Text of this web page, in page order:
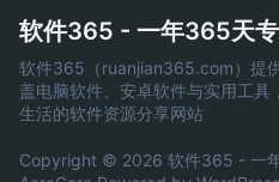
软件365 - 一年365天
软件365（ruanjian365.com）提
盖电脑软件、安卓软件与实用工具
生活的软件资源分享网站
Copyright © 2026 软件365 - 一